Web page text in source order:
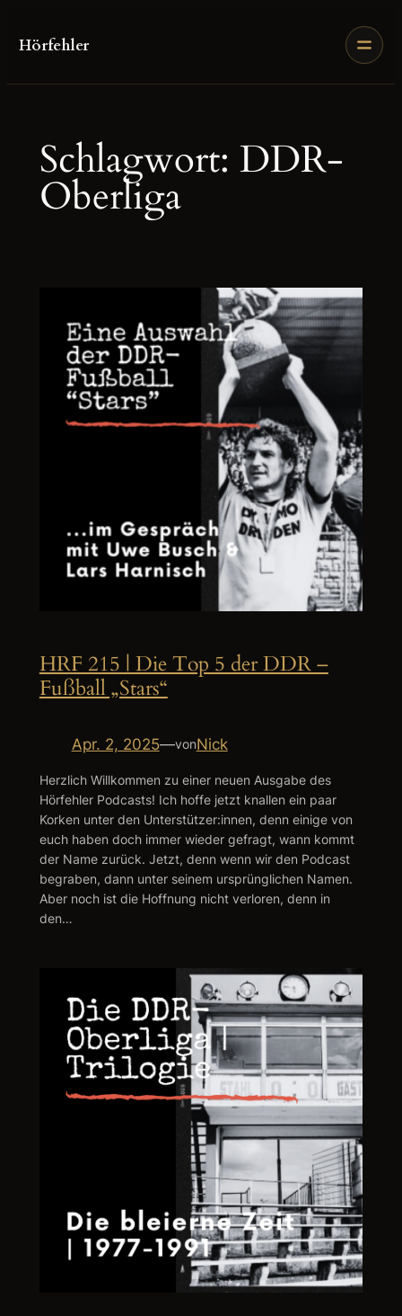
Inhalt
Hörfehler
Schlagwort: DDR-
Oberliga
HRF 215 | Die Top 5 der DDR –
Fußball „Stars“
Apr. 2, 2025—vonNick
Herzlich Willkommen zu einer neuen Ausgabe des
Hörfehler Podcasts! Ich hoffe jetzt knallen ein paar
Korken unter den Unterstützer:innen, denn einige von
euch haben doch immer wieder gefragt, wann kommt
der Name zurück. Jetzt, denn wenn wir den Podcast
begraben, dann unter seinem ursprünglichen Namen.
Aber noch ist die Hoffnung nicht verloren, denn in
den…